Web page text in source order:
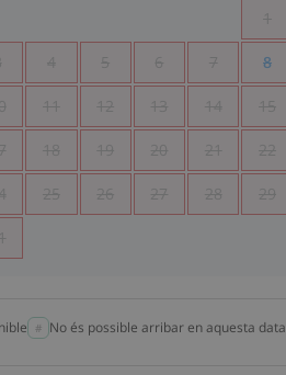
1
4 5 6 7 8
11 12 13 14 15
18 19 20 21 22
25 26 27 28 29
No és possible arribar en aquesta data